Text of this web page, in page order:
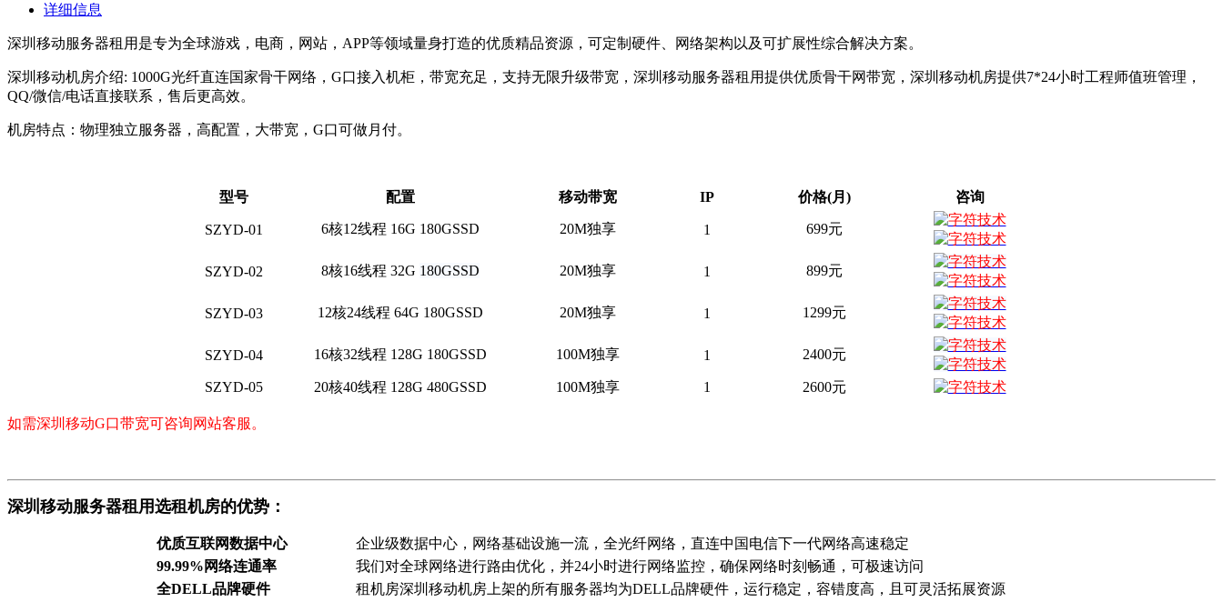
详细信息
深圳移动服务器租用是专为全球游戏，电商，网站，APP等领域量身打造的优质精品资源，可定制硬件、网络架构以及可扩展性综合解决方案。
深圳移动机房介绍: 1000G光纤直连国家骨干网络，G口接入机柜，带宽充足，支持无限升级带宽，深圳移动服务器租用提供优质骨干网带宽，深圳移动机房提供7*24小时工程师值班管理，
QQ/微信/电话直接联系，售后更高效。
机房特点：物理独立服务器，高配置，大带宽，G口可做月付。
型号 配置 移动带宽 IP 价格(月) 咨询
SZYD-01 6核12线程 16G 180GSSD 20M独享 1 699元
SZYD-02 8核16线程 32G 180GSSD 20M独享 1 899元
SZYD-03 12核24线程 64G 180GSSD 20M独享 1 1299元
SZYD-04 16核32线程 128G 180GSSD 100M独享 1 2400元
SZYD-05 20核40线程 128G 480GSSD 100M独享 1 2600元
如需深圳移动G口带宽可咨询网站客服。
深圳移动服务器租用选租机房的优势：
优质互联网数据中心
企业级数据中心，网络基础设施一流，全光纤网络，直连中国电信下一代网络高速稳定
99.99%网络连通率
我们对全球网络进行路由优化，并24小时进行网络监控，确保网络时刻畅通，可极速访问
全DELL品牌硬件
租机房深圳移动机房上架的所有服务器均为DELL品牌硬件，运行稳定，容错度高，且可灵活拓展资源